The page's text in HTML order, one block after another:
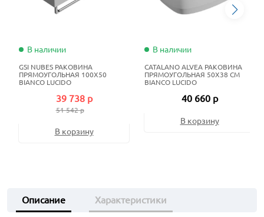
В наличии
GSI NUBES РАКОВИНА
ПРЯМОУГОЛЬНАЯ 100X50
BIANCO LUCIDO
39 738 р
51 542 р
В корзину
В наличии
CATALANO ALVEA РАКОВИНА
ПРЯМОУГОЛЬНАЯ 50X38 СМ
BIANCO LUCIDO
40 660 р
В корзину
Описание Характеристики